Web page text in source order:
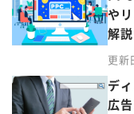
や
解説
更新
デ
広